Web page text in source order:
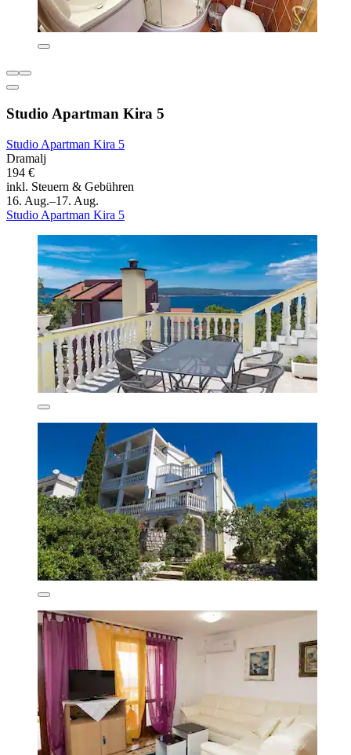
Studio Apartman Kira 5
Studio Apartman Kira 5
Dramalj
194 €
inkl. Steuern & Gebühren
16. Aug.–17. Aug.
Studio Apartman Kira 5